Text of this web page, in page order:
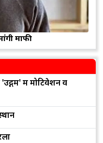
माफी
'उद्गम' में मोटिवेशन व